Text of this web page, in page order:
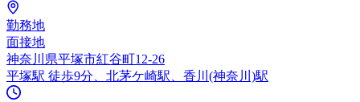
勤務地
面接地
神奈川県平塚市紅谷町12-26
平塚駅 徒歩9分、北茅ケ崎駅、香川(神奈川)駅